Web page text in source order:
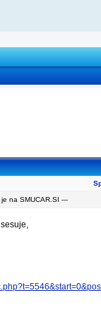
na SMUCAR.SI ---